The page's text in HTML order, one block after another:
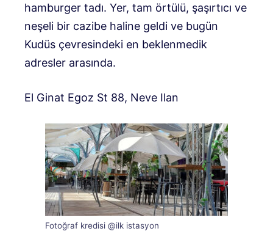
hamburger tadı. Yer, tam örtülü, şaşırtıcı ve
neşeli bir cazibe haline geldi ve bugün
Kudüs çevresindeki en beklenmedik
adresler arasında.
El Ginat Egoz St 88, Neve Ilan
Fotoğraf kredisi @ilk istasyon